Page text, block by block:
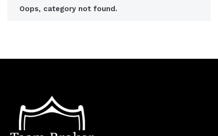
Oops, category not found.